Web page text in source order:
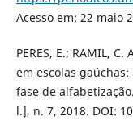
Acesso em: 22 maio
PERES, E.; RAMIL,
em escolas
fase de
l.], n. 7, 2018. DOI: